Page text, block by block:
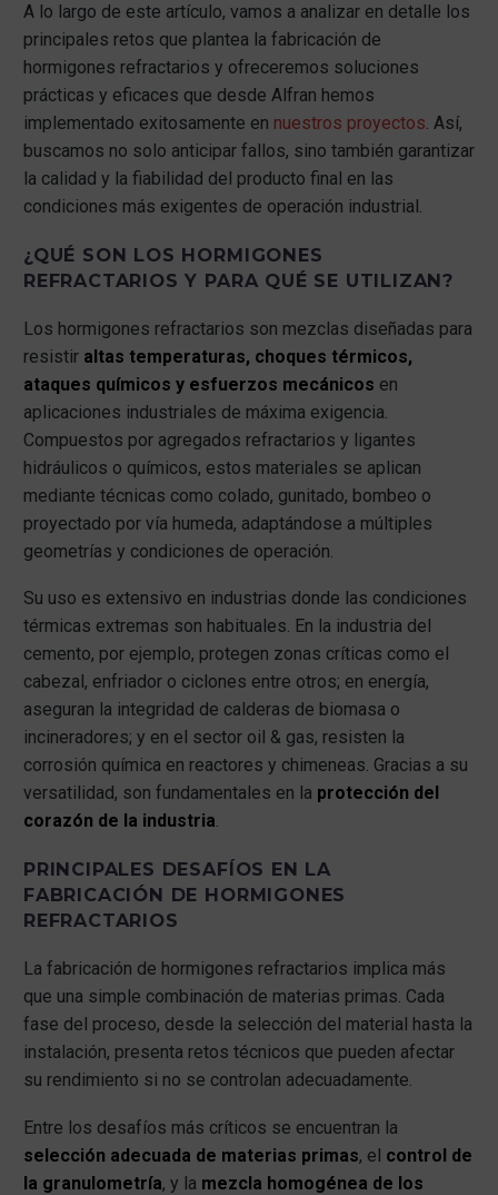
A lo largo de este artículo, vamos a analizar en detalle los
principales retos que plantea la fabricación de
hormigones refractarios y ofreceremos soluciones
prácticas y eficaces que desde Alfran hemos
implementado exitosamente en nuestros proyectos. Así,
buscamos no solo anticipar fallos, sino también garantizar
la calidad y la fiabilidad del producto final en las
condiciones más exigentes de operación industrial.
¿QUÉ SON LOS HORMIGONES
REFRACTARIOS Y PARA QUÉ SE UTILIZAN?
Los hormigones refractarios son mezclas diseñadas para
resistir altas temperaturas, choques térmicos,
ataques químicos y esfuerzos mecánicos en
aplicaciones industriales de máxima exigencia.
Compuestos por agregados refractarios y ligantes
hidráulicos o químicos, estos materiales se aplican
mediante técnicas como colado, gunitado, bombeo o
proyectado por vía humeda, adaptándose a múltiples
geometrías y condiciones de operación.
Su uso es extensivo en industrias donde las condiciones
térmicas extremas son habituales. En la industria del
cemento, por ejemplo, protegen zonas críticas como el
cabezal, enfriador o ciclones entre otros; en energía,
aseguran la integridad de calderas de biomasa o
incineradores; y en el sector oil & gas, resisten la
corrosión química en reactores y chimeneas. Gracias a su
versatilidad, son fundamentales en la protección del
corazón de la industria.
PRINCIPALES DESAFÍOS EN LA
FABRICACIÓN DE HORMIGONES
REFRACTARIOS
La fabricación de hormigones refractarios implica más
que una simple combinación de materias primas. Cada
fase del proceso, desde la selección del material hasta la
instalación, presenta retos técnicos que pueden afectar
su rendimiento si no se controlan adecuadamente.
Entre los desafíos más críticos se encuentran la
selección adecuada de materias primas, el control de
la granulometría, y la mezcla homogénea de los